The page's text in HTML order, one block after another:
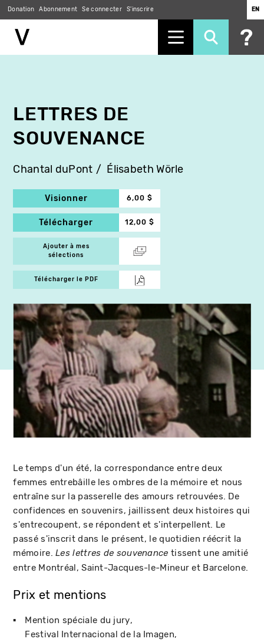
Donation Abonnement Se connecter S'inscrire EN
LETTRES DE
SOUVENANCE
Chantal duPont Élisabeth Wörle
Visionner 6,00 $
Télécharger 12,00 $
Ajouter à mes
sélections
Télécharger le PDF
Le temps d'un été, la correspondance entre deux
femmes entrebâille les ombres de la mémoire et nous
entraîne sur la passerelle des amours retrouvées. De
confidences en souvenirs, jaillissent deux histoires qui
s'entrecoupent, se répondent et s'interpellent. Le
passé s'inscrit dans le présent, le quotidien réécrit la
mémoire.Les lettres de souvenance tissent une amitié
entre Montréal, Saint-Jacques-le-Mineur et Barcelone.
Prix et mentions
Mention spéciale du jury
Festival Internacional de la Imagen